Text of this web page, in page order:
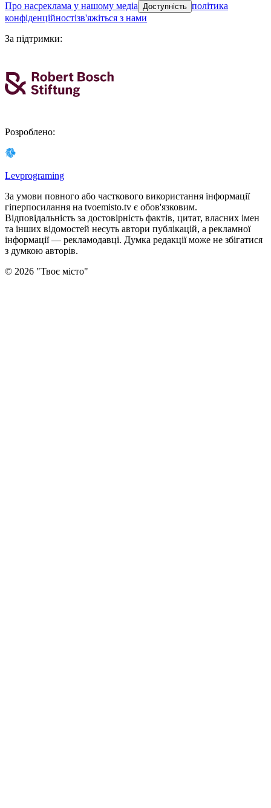
про насреклама у нашому медіа Доступність політика
конфіденційностізв'яжіться з нами
За підтримки:
Розроблено:
Levprograming
За умови повного або часткового використання iнформацiї
гіперпосилання на tvoemisto.tv є обов'язковим.
Відповідальність за достовірність фактів, цитат, власних імен
та інших відомостей несуть автори публікацій, а рекламної
інформації — рекламодавці. Думка редакцiї може не збiгатися
з думкою авторiв.
© 2026 "Твоє місто"